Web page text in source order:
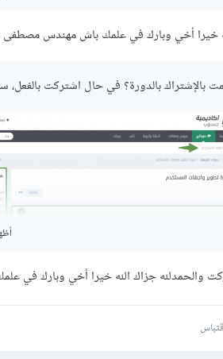
خيرا أخي وبارك في علمك باش مهندس
بالإشتراك بالدورة؟ في حال اشتركت
والحمدلله جزاك الله خيرا أخي وبارك